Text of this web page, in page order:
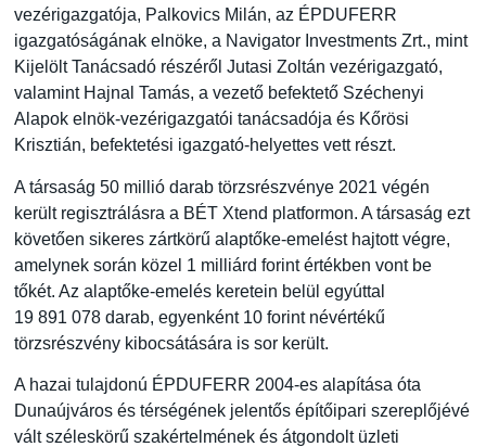
vezérigazgatója, Palkovics Milán, az ÉPDUFERR
igazgatóságának elnöke, a Navigator Investments Zrt., mint
Kijelölt Tanácsadó részéről Jutasi Zoltán vezérigazgató,
valamint Hajnal Tamás, a vezető befektető Széchenyi
Alapok elnök-vezérigazgatói tanácsadója és Kőrösi
Krisztián, befektetési igazgató-helyettes vett részt.
A társaság 50 millió darab törzsrészvénye 2021 végén
került regisztrálásra a BÉT Xtend platformon. A társaság ezt
követően sikeres zártkörű alaptőke-emelést hajtott végre,
amelynek során közel 1 milliárd forint értékben vont be
tőkét. Az alaptőke-emelés keretein belül egyúttal
19 891 078 darab, egyenként 10 forint névértékű
törzsrészvény kibocsátására is sor került.
A hazai tulajdonú ÉPDUFERR 2004-es alapítása óta
Dunaújváros és térségének jelentős építőipari szereplőjévé
vált széleskörű szakértelmének és átgondolt üzleti